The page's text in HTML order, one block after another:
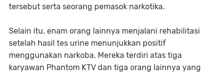
tersebut serta seorang pemasok narkotika.
Selain itu, enam orang lainnya menjalani rehabilitasi
setelah hasil tes urine menunjukkan positif
menggunakan narkoba. Mereka terdiri atas tiga
karyawan Phantom KTV dan tiga orang lainnya yang